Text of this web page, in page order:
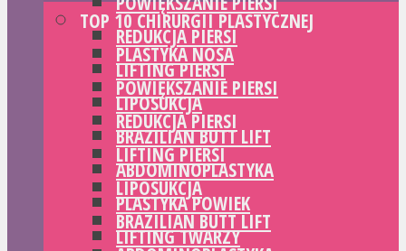
REDUKCJA PIERSI
LIFTING PIERSI
LIPOSUKCJA
BRAZILIAN BUTT LIFT
ABDOMINOPLASTYKA
PLASTYKA POWIEK
LIFTING TWARZY
TOP 10 CHIRURGII PLASTYCZNEJ
PLASTYKA NOSA
POWIĘKSZANIE PIERSI
REDUKCJA PIERSI
LIFTING PIERSI
LIPOSUKCJA
BRAZILIAN BUTT LIFT